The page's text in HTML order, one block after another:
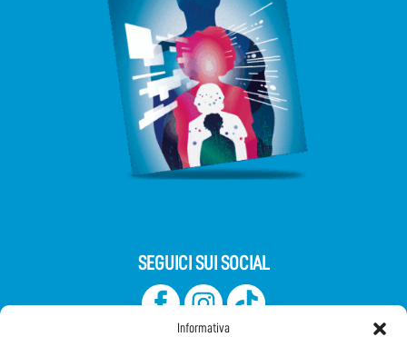
Informativa
SEGUICI SUI SOCIAL